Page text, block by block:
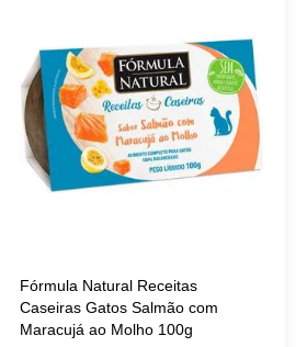
Fórmula Natural Receitas
Caseiras Gatos Salmão com
Maracujá ao Molho 100g